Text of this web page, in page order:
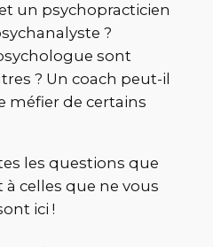
un psychopracticien
?
sont
? Un coach peut-il
méfier de certains
les questions que
à celles que ne vous
ici !